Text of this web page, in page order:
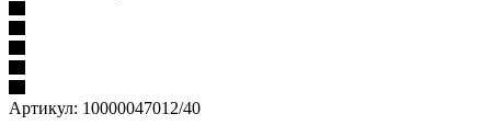
Артикул: 10000047012/40